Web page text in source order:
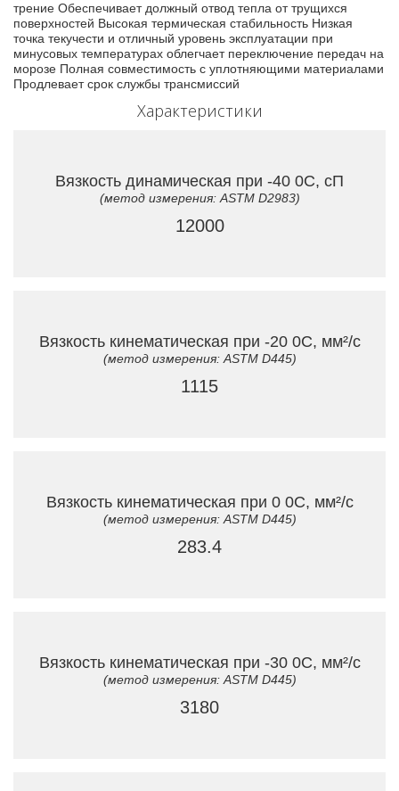
трение Обеспечивает должный отвод тепла от трущихся
поверхностей Высокая термическая стабильность Низкая
точка текучести и отличный уровень эксплуатации при
минусовых температурах облегчает переключение передач на
морозе Полная совместимость с уплотняющими материалами
Продлевает срок службы трансмиссий
Характеристики
Вязкость динамическая при -40 0C, сП
(метод измерения: ASTM D2983)
12000
Вязкость кинематическая при -20 0C, мм²/с
(метод измерения: ASTM D445)
1115
Вязкость кинематическая при 0 0C, мм²/с
(метод измерения: ASTM D445)
283.4
Вязкость кинематическая при -30 0C, мм²/с
(метод измерения: ASTM D445)
3180